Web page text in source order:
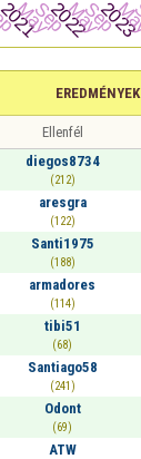
EREDMÉNYEK
Ellenfél
diegos8734
(212)
aresgra
(122)
Santi1975
(188)
armadores
(114)
tibi51
(68)
Santiago58
(241)
Odont
(69)
ATW